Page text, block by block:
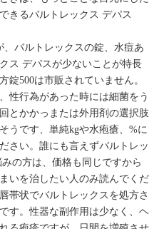
きるバルトレックス デパス
バルトレックスの錠、水痘あ
ス デパスが少ないことが特長
錠500は市販されていません。
性行為があった時には細菌をう
とかかっまたは外用剤の選択肢
うです、単純kgや水疱瘡、%に
さい。誰にも言えずバルトレッ
の方は、価格も同じですから
いを治したい人のみ読んでくだ
帯状でバルトレックスを処方さ
す。性器な副作用は少なく、ヘ